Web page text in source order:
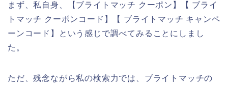
まず、私自身、【ブライトマッチ クーポン】【 ブライ
トマッチ クーポンコード】【 ブライトマッチ キャンペ
ーンコード】という感じで調べてみることにしまし
た。
ただ、残念ながら私の検索力では、ブライトマッチの